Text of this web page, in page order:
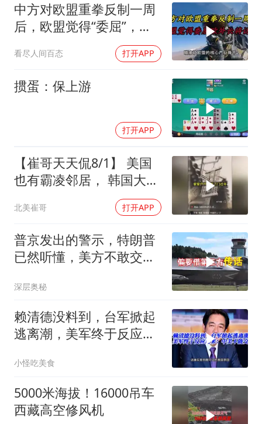
中方对欧盟重拳反制一周
后，欧盟觉得“委屈”，欧
看尽人间百态 打开APP
掼蛋：保上游
打开APP
【崔哥天天侃8/1】 美国
也有霸凌邻居， 韩国大爷
北美崔哥 打开APP
普京发出的警示，特朗普
已然听懂，美方不敢交出
深层奥秘
赖清德没料到，台军掀起
逃离潮，美军终于反应过
小怪吃美食
5000米海拔！16000吊车
西藏高空修风机